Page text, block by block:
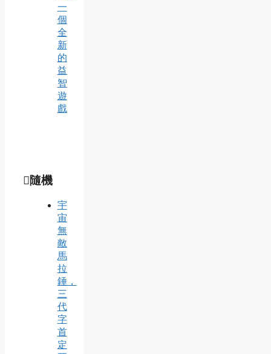
一
個
全
新
的
益
智
遊
戲
隨機
宇
宙
無
敵
馬
拉
錘，
三
代
字
首
定